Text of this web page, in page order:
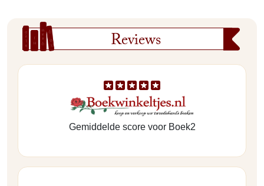
Reviews
Gemiddelde score voor Boek2